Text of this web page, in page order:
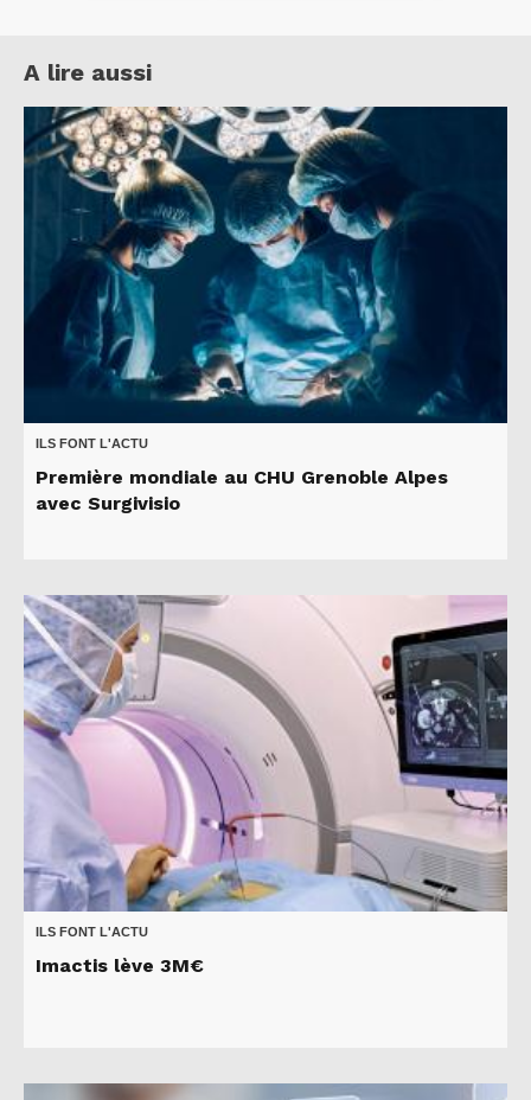
A lire aussi
ILS FONT L'ACTU
Première mondiale au CHU Grenoble Alpes
avec Surgivisio
ILS FONT L'ACTU
Imactis lève 3M€